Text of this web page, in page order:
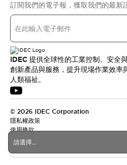
請選擇...
訂閱我們的電子報，獲取我們的最新
IDEC 提供全球性的工業控制、安全
創新產品與服務，提升現場作業效率
人類福祉。
© 2026 IDEC Corporation
隱私權政策
使用條款
台灣